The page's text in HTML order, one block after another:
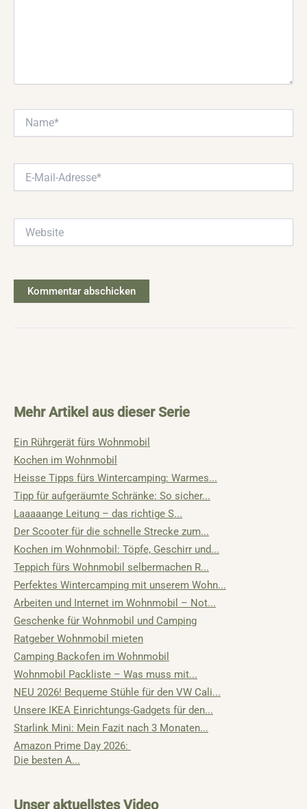
Mail-
Mehr Artikel aus dieser Serie
Ein Rührgerät fürs Wohnmobil
Kochen im Wohnmobil
Heisse Tipps fürs Wintercamping: Warmes...
Tipp für aufgeräumte Schränke: So sicher...
Laaaaange Leitung – das richtige S...
Der Scooter für die schnelle Strecke zum...
Kochen im Wohnmobil: Töpfe, Geschirr und...
Teppich fürs Wohnmobil selbermachen R...
Perfektes Wintercamping mit unserem Wohn...
Arbeiten und Internet im Wohnmobil – Not...
Geschenke für Wohnmobil und Camping
Ratgeber Wohnmobil mieten
Camping Backofen im Wohnmobil
Wohnmobil Packliste – Was muss mit...
NEU 2026! Bequeme Stühle für den VW Cali...
Unsere IKEA Einrichtungs-Gadgets für den...
Starlink Mini: Mein Fazit nach 3 Monaten...
Amazon Prime Day 2026:
Die besten A...
Unser aktuellstes Video